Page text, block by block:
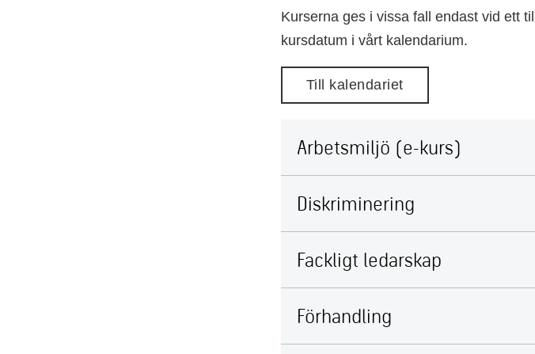
Kurserna ges i vissa fall endast vid ett
kursdatum i vårt kalendarium.
Till kalendariet
Arbetsmiljö (e-kurs)
Diskriminering
Fackligt ledarskap
Förhandling